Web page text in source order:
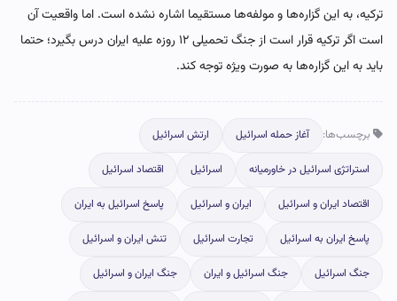
ترکیه، به این گزاره‌ها و مولفه‌ها مستقیما اشاره نشده است. اما واقعیت آن
است اگر ترکیه قرار است از جنگ تحمیلی ۱۲ روزه علیه ایران درس بگیرد؛ حتما
باید به این گزاره‌ها به صورت ویژه توجه کند.
برچسب‌ها: آغاز حمله اسرائیل ارتش اسرائیل
استراتژی اسرائیل در خاورمیانه اسرائیل اقتصاد اسرائیل
اقتصاد ایران و اسرائیل ایران و اسرائیل پاسخ اسرائیل به ایران
پاسخ ایران به اسرائیل تجارت اسرائیل تنش ایران و اسرائیل
جنگ اسرائیل جنگ اسرائیل و ایران جنگ ایران و اسرائیل